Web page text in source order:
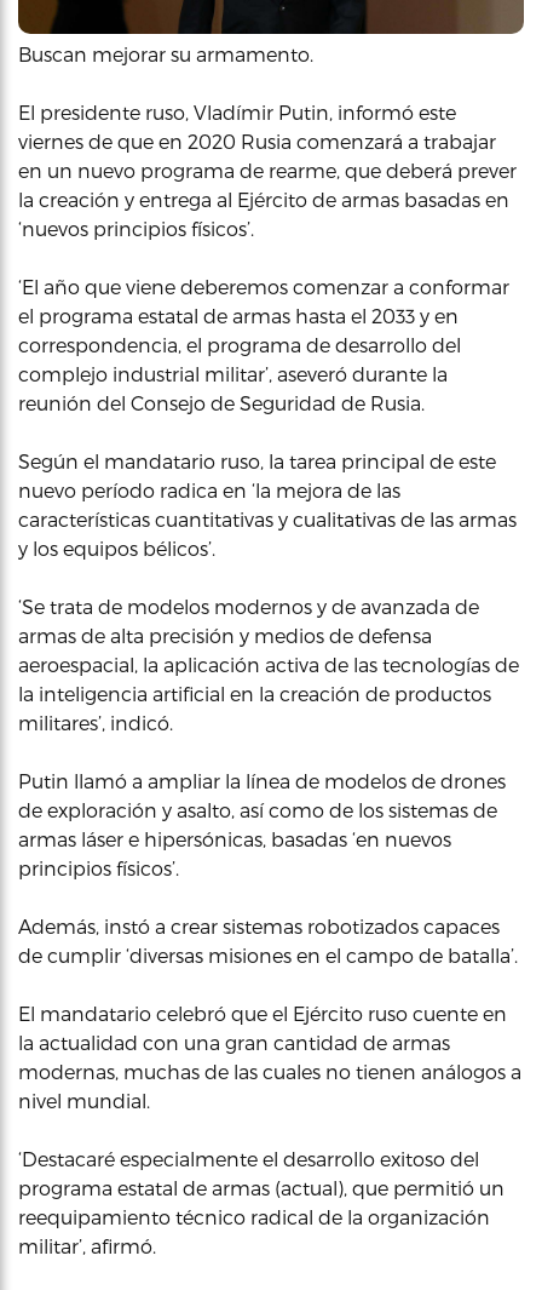
Buscan mejorar su armamento.
El presidente ruso, Vladímir Putin, informó este
viernes de que en 2020 Rusia comenzará a trabajar
en un nuevo programa de rearme, que deberá prever
la creación y entrega al Ejército de armas basadas en
‘nuevos principios físicos’.
‘El año que viene deberemos comenzar a conformar
el programa estatal de armas hasta el 2033 y en
correspondencia, el programa de desarrollo del
complejo industrial militar’, aseveró durante la
reunión del Consejo de Seguridad de Rusia.
Según el mandatario ruso, la tarea principal de este
nuevo período radica en ‘la mejora de las
características cuantitativas y cualitativas de las armas
y los equipos bélicos’.
‘Se trata de modelos modernos y de avanzada de
armas de alta precisión y medios de defensa
aeroespacial, la aplicación activa de las tecnologías de
la inteligencia artificial en la creación de productos
militares’, indicó.
Putin llamó a ampliar la línea de modelos de drones
de exploración y asalto, así como de los sistemas de
armas láser e hipersónicas, basadas ‘en nuevos
principios físicos’.
Además, instó a crear sistemas robotizados capaces
de cumplir ‘diversas misiones en el campo de batalla’.
El mandatario celebró que el Ejército ruso cuente en
la actualidad con una gran cantidad de armas
modernas, muchas de las cuales no tienen análogos a
nivel mundial.
‘Destacaré especialmente el desarrollo exitoso del
programa estatal de armas (actual), que permitió un
reequipamiento técnico radical de la organización
militar’, afirmó.